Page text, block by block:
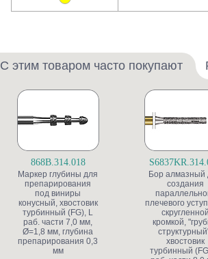
С этим товаром часто покупают
868B.314.018
Маркер глубины для
препарирования
под виниры
конусный, хвостовик
турбинный (FG), L
раб. части 7,0 мм,
Ø=1,8 мм, глубина
препарирования 0,3
мм
Бор алмазный
создания
плечевого
скругленной
кромкой,
хвостовик
турбинный